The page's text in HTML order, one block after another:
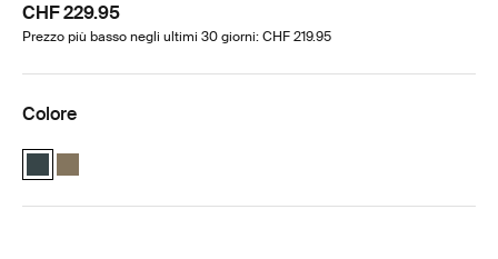
CHF 229.95
Prezzo più basso negli ultimi 30 giorni: CHF 219.95
Colore
Thule Landmark 70L Blu più scuro (selected)
Thule Landmark 70L Cachi profondo